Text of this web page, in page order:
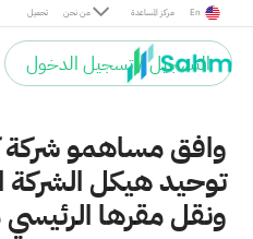
تحميل من نحن مركز المساعدة En
التسجيل / تسجيل الدخول
وافق مساهمو شركة
توحيد هيكل الشركة
ونقل مقرها الرئيسي